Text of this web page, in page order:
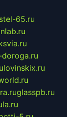
65.ru
lovinskix.ru
glasspb.ru